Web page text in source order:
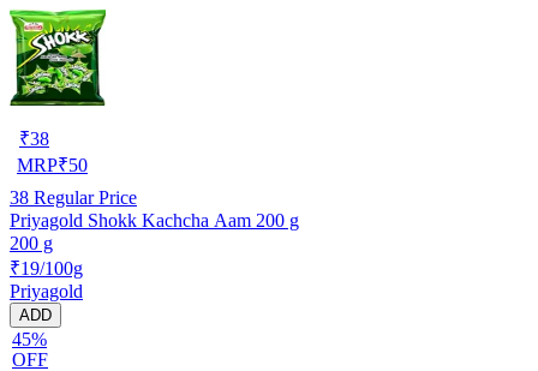
₹38
MRP₹50
38 Regular Price
Priyagold Shokk Kachcha Aam 200 g
200 g
₹19/100g
Priyagold
ADD
45%
OFF